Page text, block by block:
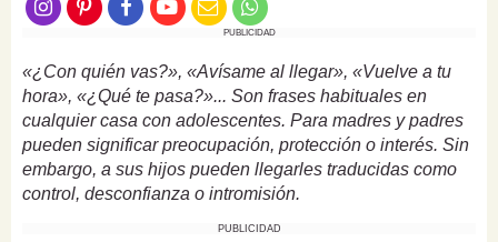
PUBLICIDAD
«¿Con quién vas?», «Avísame al llegar», «Vuelve a tu
hora», «¿Qué te pasa?»... Son frases habituales en
cualquier casa con adolescentes. Para madres y padres
pueden significar preocupación, protección o interés. Sin
embargo, a sus hijos pueden llegarles traducidas como
control, desconfianza o intromisión.
PUBLICIDAD